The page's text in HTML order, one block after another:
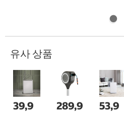
유사 상품
39,9
289,9
53,9